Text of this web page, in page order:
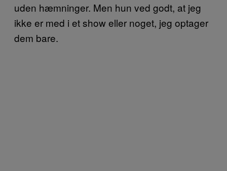
uden hæmninger. Men hun ved godt, at jeg
ikke er med i et show eller noget, jeg optager
dem bare.